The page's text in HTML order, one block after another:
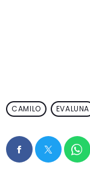
CAMILO EVALUNA